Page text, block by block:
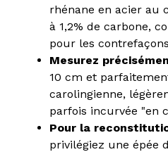
rhénane en acier au
à 1,2% de carbone,
pour les contrefaçons
Mesurez
10 cm et
carolingienne,
parfois incurvée "en
Pour la
privilégiez une épée